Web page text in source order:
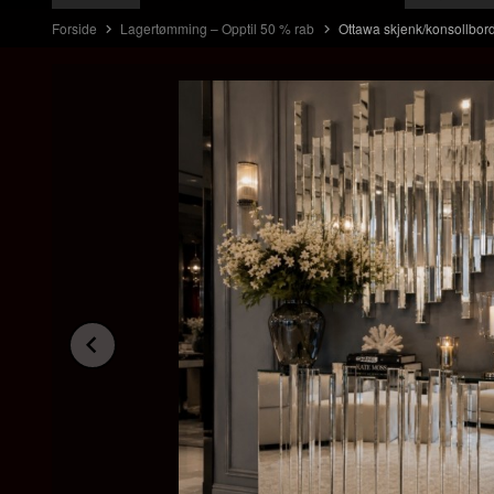
Forside Lagertømming – Opptil 50 % rab Ottawa skjenk/konsollbord